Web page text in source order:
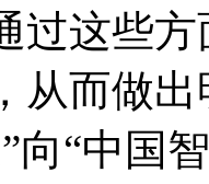
过这些
从而做
向“中国